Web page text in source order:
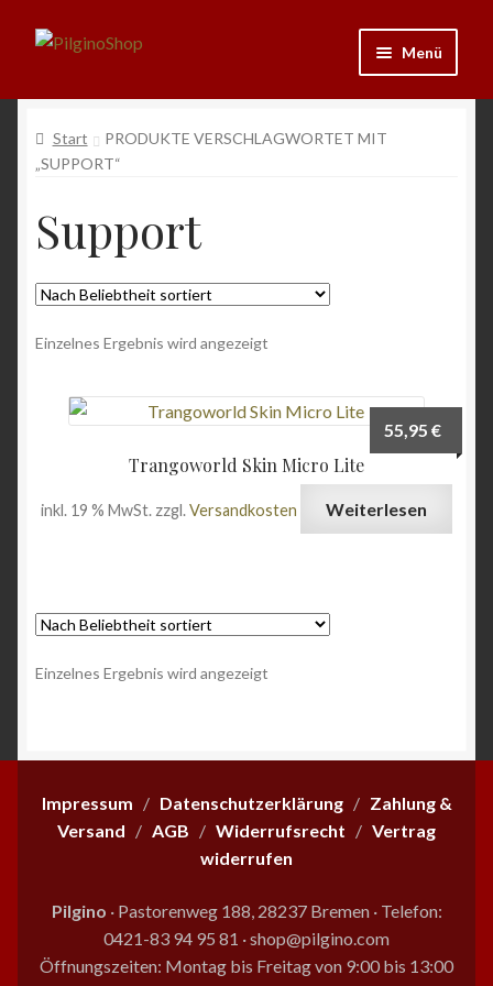
Zur
springen
Zum
springen
Menü
Ausrüstung
Kleidung
Bücher
Schmuck
Andenken
Angebote
Start
PRODUKTE VERSCHLAGWORTET MIT
„SUPPORT“
Support
Einzelnes Ergebnis wird angezeigt
Trangoworld Skin Micro Lite
55,95€
inkl. 19 % MwSt. zzgl.Versandkosten Weiterlesen
Einzelnes Ergebnis wird angezeigt
Impressum / Datenschutzerklärung/ Zahlung &
Versand / AGB / Widerrufsrecht / Vertrag
widerrufen
Pilgino · Pastorenweg 188, 28237 Bremen ·Telefon:
0421-83 94 95 81 ·shop@pilgino.com
Öffnungszeiten: Montag bis Freitag von 9:00 bis 13:00